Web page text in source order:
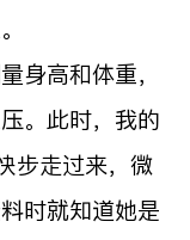
身高和体重，
。此时，我的
步走过来，微
时就知道她是